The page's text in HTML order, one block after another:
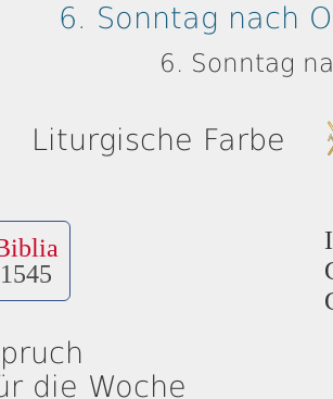
6. Sonntag nach
6. Sonntag
Liturgische Farbe
1545
die Woche